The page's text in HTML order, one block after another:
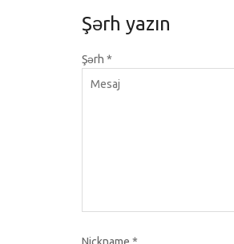
Şərh yazın
Şərh *